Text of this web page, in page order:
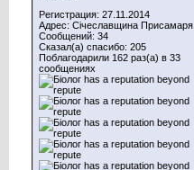
Регистрация: 27.11.2014
Адрес: Січеславщина Присамаря
Сообщений: 34
Сказал(а) спасибо: 205
Поблагодарили 162 раз(а) в 33
сообщениях